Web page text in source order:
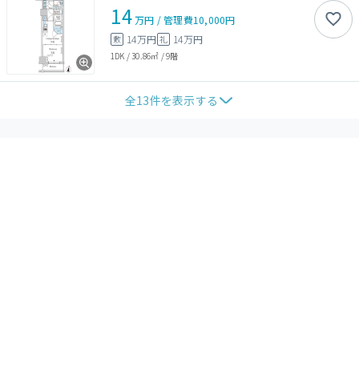
14万円 /管理費10,000円
敷 14万円 礼 14万円
1DK /30.86㎡ /9階
全13件を表示する